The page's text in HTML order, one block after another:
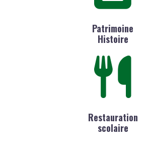
Patrimoine
Histoire
Restauration
scolaire